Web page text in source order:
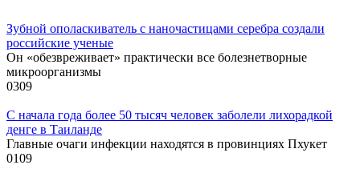
Зубной ополаскиватель с наночастицами серебра создали
российские ученые
Он «обезвреживает» практически все болезнетворные
микроорганизмы
0309
С начала года более 50 тысяч человек заболели лихорадкой
денге в Таиланде
Главные очаги инфекции находятся в провинциях Пхукет
0109